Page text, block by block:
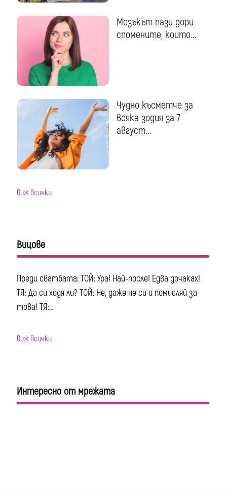
Мозъкът пази дори
спомените, които...
Чудно късметче за
всяка зодия за 7
август...
виж всички
Вицове
Преди сватбата: ТОЙ: Ура! Най-после! Едва дочаках!
ТЯ: Да си ходя ли? ТОЙ: Не, даже не си и помисляй за
това! ТЯ:...
виж всички
Интересно от мрежата